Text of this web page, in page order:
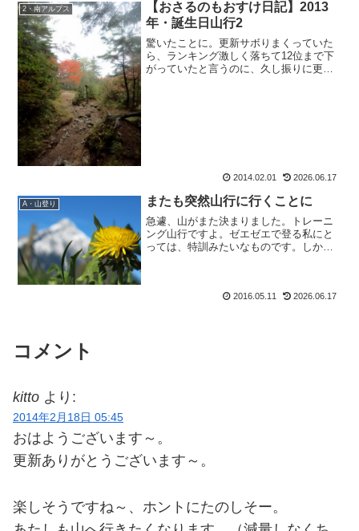
2・南アルプス
【おさるのもおすけ日記】2013
年・誕生日山行2
驚いたことに。更新サボりまくっていた
ら、ランキング激しく落ちて12位まで下
がっていたと言うのに、久し振りに更新
2014.02.01 2026.06.17
A・山登り またも突然山行に行くことに
急遽、山がまた決まりました。トレーニ
ング山行ですよ。ゼエゼエで登る私にと
っては、特訓みたいなものです。しかも
帰り登山とは思えない、この...
2016.05.11 2026.06.17
コメント
kitto より:
2014年2月18日 05:45
おはようございます～。
更新ありがとうございます～。
楽しそうですね～、ホントにたのしそー。